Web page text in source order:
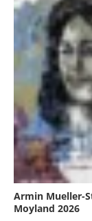
Armin Mueller-
Moyland 2026